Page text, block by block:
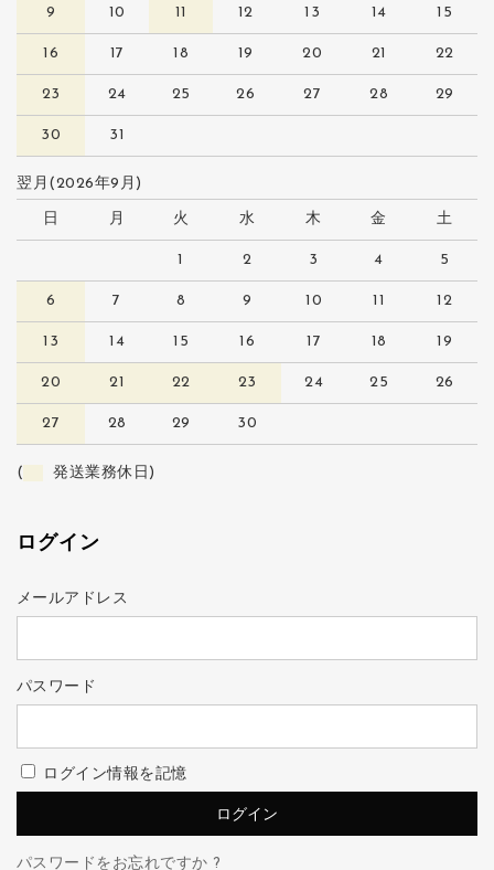
9 10 11 12 13 14 15
16 17 18 19 20 21 22
23 24 25 26 27 28 29
30 31
翌月(2026年9月)
日 月 火 水 木 金 土
1 2 3 4 5
6 7 8 9 10 11 12
13 14 15 16 17 18 19
20 21 22 23 24 25 26
27 28 29 30
( 発送業務休日)
ログイン
メールアドレス
パスワード
ログイン情報を記憶
パスワードをお忘れですか ?